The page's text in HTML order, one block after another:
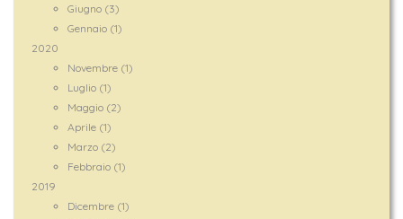
Giugno (3)
Gennaio (1)
2020
Novembre (1)
Luglio (1)
Maggio (2)
Aprile (1)
Marzo (2)
Febbraio (1)
2019
Dicembre (1)